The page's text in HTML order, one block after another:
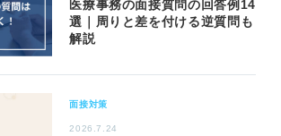
医療事務の面接質問の回答例14
選｜周りと差を付ける逆質問も
解説
面接対策
2026.7.24